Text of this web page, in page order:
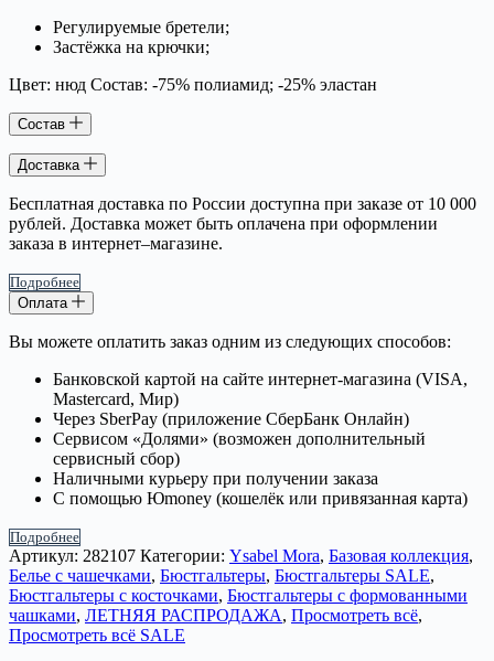
Регулируемые бретели;
Застёжка на крючки;
Цвет: нюд Состав: -75% полиамид; -25% эластан
Состав
Доставка
Бесплатная доставка по России доступна при заказе от 10 000
рублей. Доставка может быть оплачена при оформлении
заказа в интернет–магазине.
Подробнее
Оплата
Вы можете оплатить заказ одним из следующих способов:
Банковской картой на сайте интернет-магазина (VISA,
Mastercard, Мир)
Через SberPay (приложение СберБанк Онлайн)
Сервисом «Долями» (возможен дополнительный
сервисный сбор)
Наличными курьеру при получении заказа
С помощью Юmoney (кошелёк или привязанная карта)
Подробнее
Артикул: 282107 Категории: Ysabel Mora, Базовая коллекция,
Белье с чашечками, Бюстгальтеры, Бюстгальтеры SALE,
Бюстгальтеры с косточками, Бюстгальтеры с формованными
чашками, ЛЕТНЯЯ РАСПРОДАЖА, Просмотреть всё,
Просмотреть всё SALE